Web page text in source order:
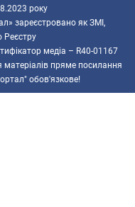
року
зареєстровано як ЗМІ,
Реєстру
медіа – R40-01167
матеріалів пряме посилання
обов'язкове!